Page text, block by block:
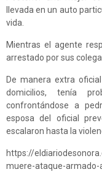
llevada en un auto
vida.
Mientras el agente
arrestado por sus
De manera extra
domicilios, tenía
confrontándose a
esposa del oficial
escalaron hasta la
https://
muere-ataque-armado-